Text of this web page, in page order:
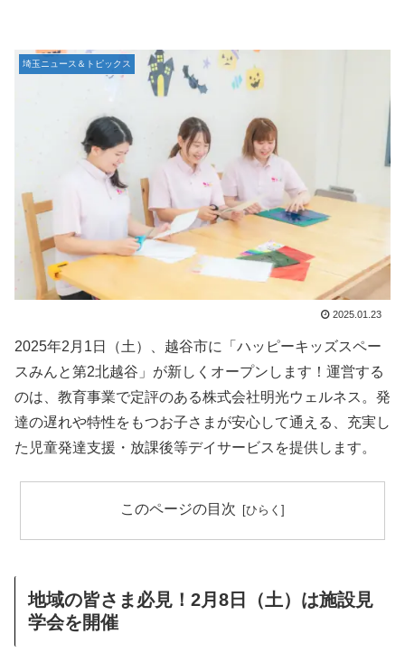
埼玉ニュース＆トピックス
2025.01.23
2025年2月1日（土）、越谷市に「ハッピーキッズスペー
スみんと第2北越谷」が新しくオープンします！運営する
のは、教育事業で定評のある株式会社明光ウェルネス。発
達の遅れや特性をもつお子さまが安心して通える、充実し
た児童発達支援・放課後等デイサービスを提供します。
このページの目次
地域の皆さま必見！2月8日（土）は施設見
学会を開催